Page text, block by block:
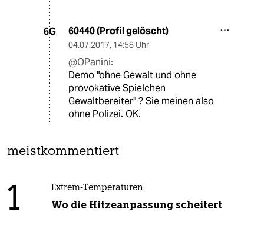
6G 60440 (Profil gelöscht)
04.07.2017, 14:58 Uhr
@OPanini:
Demo "ohne Gewalt und ohne
provokative Spielchen
Gewaltbereiter" ? Sie meinen also
ohne Polizei. OK.
meistkommentiert
1 Extrem-Temperaturen
Wo die Hitzeanpassung scheitert